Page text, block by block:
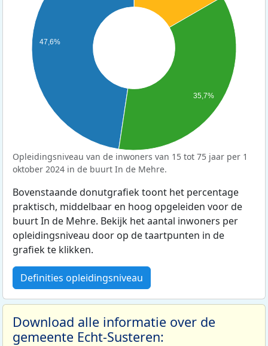
47,6%
35,7%
Opleidingsniveau van de inwoners van 15 tot 75 jaar per 1
oktober 2024 in de buurt In de Mehre.
Bovenstaande donutgrafiek toont het percentage
praktisch, middelbaar en hoog opgeleiden voor de
buurt In de Mehre. Bekijk het aantal inwoners per
opleidingsniveau door op de taartpunten in de
grafiek te klikken.
Definities opleidingsniveau
Download alle informatie over de
gemeente Echt-Susteren: